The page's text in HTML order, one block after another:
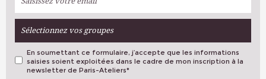
Sélectionnez vos groupes
En soumettant ce formulaire, j’accepte que les informations
saisies soient exploitées dans le cadre de mon inscription à la
newsletter de Paris-Ateliers*